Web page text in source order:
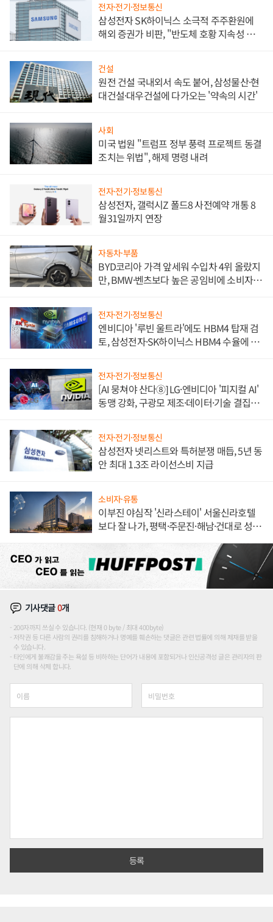
전자·전기·정보통신
삼성전자 SK하이닉스 소극적 주주환원에
해외 증권가 비판, "반도체 호황 지속성 의
건설
원전 건설 국내외서 속도 붙어, 삼성물산·현
대건설·대우건설에 다가오는 '약속의 시간'
사회
미국 법원 "트럼프 정부 풍력 프로젝트 동결
조치는 위법", 해제 명령 내려
전자·전기·정보통신
삼성전자, 갤럭시Z 폴드8 사전예약 개통 8
월31일까지 연장
자동차·부품
BYD코리아 가격 앞세워 수입차 4위 올랐지
만, BMW·벤츠보다 높은 공임비에 소비자
전자·전기·정보통신
엔비디아 '루빈 울트라'에도 HBM4 탑재 검
토, 삼성전자·SK하이닉스 HBM4 수율에 주
전자·전기·정보통신
[AI 뭉쳐야 산다⑧] LG·엔비디아 '피지컬 AI'
동맹 강화, 구광모 제조·데이터·기술 결집
전자·전기·정보통신
삼성전자 넷리스트와 특허분쟁 매듭, 5년 동
안 최대 1.3조 라이선스비 지급
소비자·유통
이부진 야심작 '신라스테이' 서울신라호텔
보다 잘 나가, 평택·주문진·해남·건대로 성
기사댓글0개
200자까지 쓰실 수 있습니다. (현재 0 byte / 최대 400byte)
저작권 등 다른 사람의 권리를 침해하거나 명예를 훼손하는 댓글은 관련 법률에 의해 제재를 받을
수 있습니다.
타인에게 불쾌감을 주는 욕설 등 비하하는 단어가 내용에 포함되거나 인신공격성 글은 관리자의 판
단에 의해 삭제 합니다.